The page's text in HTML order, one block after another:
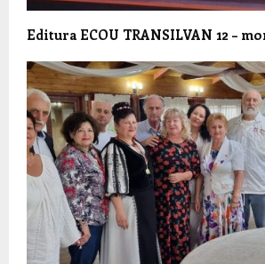
Editura ECOU TRANSILVAN 12 –